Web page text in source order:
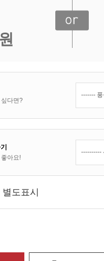
다면?
아요!
별도표시